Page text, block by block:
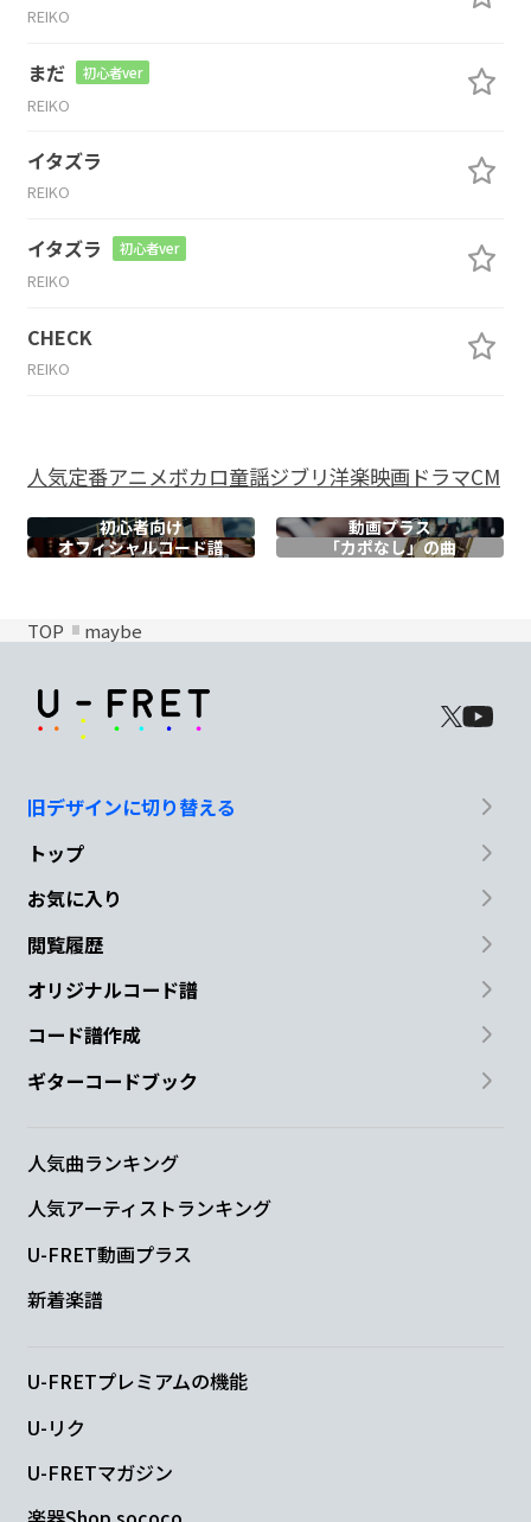
REIKO
まだ 初心者ver
REIKO
イタズラ
REIKO
イタズラ 初心者ver
REIKO
CHECK
REIKO
人気定番アニメボカロ童謡ジブリ洋楽映画ドラマCM
初心者向け
動画プラス
オフィシャルコード譜 「カポなし」の曲
TOP maybe
旧デザインに切り替える
トップ
お気に入り
閲覧履歴
オリジナルコード譜
コード譜作成
ギターコードブック
人気曲ランキング
人気アーティストランキング
U-FRET動画プラス
新着楽譜
U-FRETプレミアムの機能
U-リク
U-FRETマガジン